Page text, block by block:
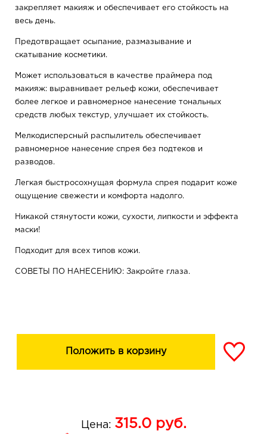
закрепляет макияж и обеспечивает его стойкость на
весь день.
Предотвращает осыпание, размазывание и
скатывание косметики.
Может использоваться в качестве праймера под
макияж: выравнивает рельеф кожи, обеспечивает
более легкое и равномерное нанесение тональных
средств любых текстур, улучшает их стойкость.
Мелкодисперсный распылитель обеспечивает
равномерное нанесение спрея без подтеков и
разводов.
Легкая быстросохнущая формула спрея подарит коже
ощущение свежести и комфорта надолго.
Никакой стянутости кожи, сухости, липкости и эффекта
маски!
Подходит для всех типов кожи.
СОВЕТЫ ПО НАНЕСЕНИЮ: Закройте глаза.
Положить в корзину
Цена: 315.0руб.